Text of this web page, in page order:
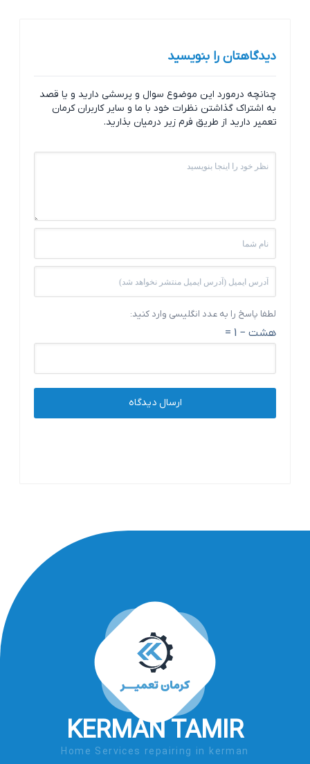
دیدگاهتان را بنویسید
چنانچه درمورد این موضوع سوال و پرسشی دارید و یا قصد
به اشتراک گذاشتن نظرات خود با ما و سایر کاربران کرمان
تعمیر دارید از طریق فرم زیر درمیان بذارید.
لطفا پاسخ را به عدد انگلیسی وارد کنید:
هشت − 1 =
KERMAN TAMIR
Home Services repairing in kerman